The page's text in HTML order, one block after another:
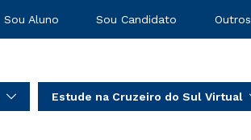
Sou Aluno Sou Candidato Outros
Estude na Cruzeiro do Sul Virtual